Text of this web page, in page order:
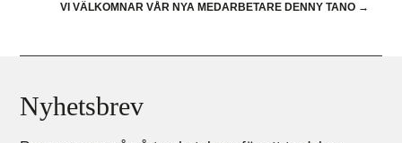
VI VÄLKOMNAR VÅR NYA MEDARBETARE DENNY TANO→
Nyhetsbrev